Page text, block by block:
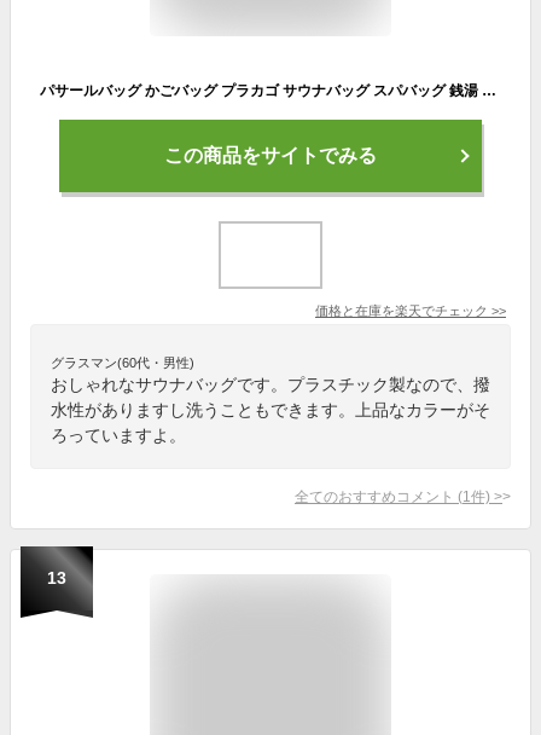
パサールバッグ かごバッグ プラカゴ サウナバッグ スパバッグ 銭湯 リサイクル プラスチック 洗える バリ アウトドア メルカドバッグ
この商品をサイトでみる
価格と在庫を楽天でチェック >>
グラスマン(60代・男性)
おしゃれなサウナバッグです。プラスチック製なので、撥
水性がありますし洗うこともできます。上品なカラーがそ
ろっていますよ。
全てのおすすめコメント (1 件) >
13